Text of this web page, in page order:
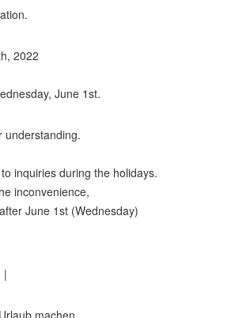
2022
June 1st.
understanding.
inquiries during the holidays.
inconvenience,
June 1st (Wednesday)
|
machen.